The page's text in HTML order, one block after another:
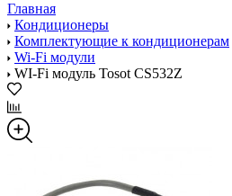
Главная
Кондиционеры
Комплектующие к кондиционерам
Wi-Fi модули
WI-Fi модуль Tosot CS532Z